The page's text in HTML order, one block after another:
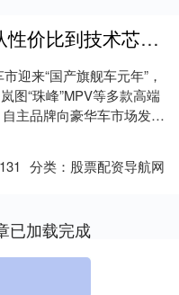
杜德配资 从性价比到技术芯，国产车企叩开豪车大门
迎来“国产旗舰车元年”，
图“珠峰”MPV等多款高端
主品牌向豪华车市场发起
车时代，外资品牌长....
131 分类： 股票配资导航网
已加载完成